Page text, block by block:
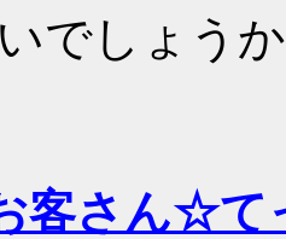
でしょう
客さん☆て